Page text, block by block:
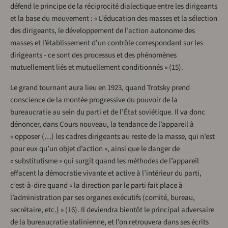
défend le principe de la réciprocité dialectique entre les dirigeants
et la base du mouvement : « L’éducation des masses et la sélection
des dirigeants, le développement de l’action autonome des
masses et l’établissement d’un contrôle correspondant sur les
dirigeants - ce sont des processus et des phénomènes
mutuellement liés et mutuellement conditionnés » (15).
Le grand tournant aura lieu en 1923, quand Trotsky prend
conscience de la montée progressive du pouvoir de la
bureaucratie au sein du parti et de l’État soviétique. Il va donc
dénoncer, dans Cours nouveau, la tendance de l’appareil à
« opposer (…) les cadres dirigeants au reste de la masse, qui n’est
pour eux qu’un objet d’action », ainsi que le danger de
« substitutisme » qui surgit quand les méthodes de l’appareil
effacent la démocratie vivante et active à l’intérieur du parti,
c’est-à-dire quand « la direction par le parti fait place à
l’administration par ses organes exécutifs (comité, bureau,
secrétaire, etc.) » (16). Il deviendra bientôt le principal adversaire
de la bureaucratie stalinienne, et l’on retrouvera dans ses écrits